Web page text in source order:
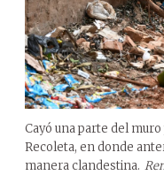
Cayó una parte del
Recoleta, en donde
manera clandestina.